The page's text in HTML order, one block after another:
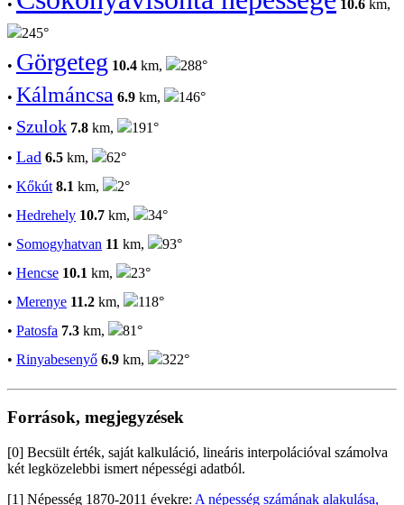
• 10.6 km,
245°
• Görgeteg 10.4 km, 288°
• Kálmáncsa 6.9 km,
146°
• Szulok 7.8 km,
191°
• Lad 6.5 km,
62°
• Kőkút 8.1 km,
2°
• Hedrehely 10.7 km,
34°
• Somogyhatvan 11 km,
93°
• Hencse 10.1 km,
23°
• Merenye 11.2 km,
118°
• Patosfa 7.3 km,
81°
• Rinyabesenyő 6.9 km, 322°
Források, megjegyzések
[0] Becsült érték, saját kalkuláció, lineáris interpolációval számolva
két legközelebbi ismert népességi adatból.
[1] Népesség 1870-2011 évekre: A népesség számának alakulása,